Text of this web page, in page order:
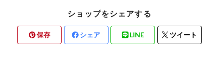
ショップをシェアする
保存 シェア LINE ツイート